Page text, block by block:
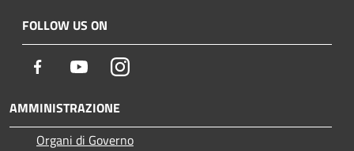
FOLLOW US ON
Facebook YoutubeInstagram
AMMINISTRAZIONE
Organi di Governo